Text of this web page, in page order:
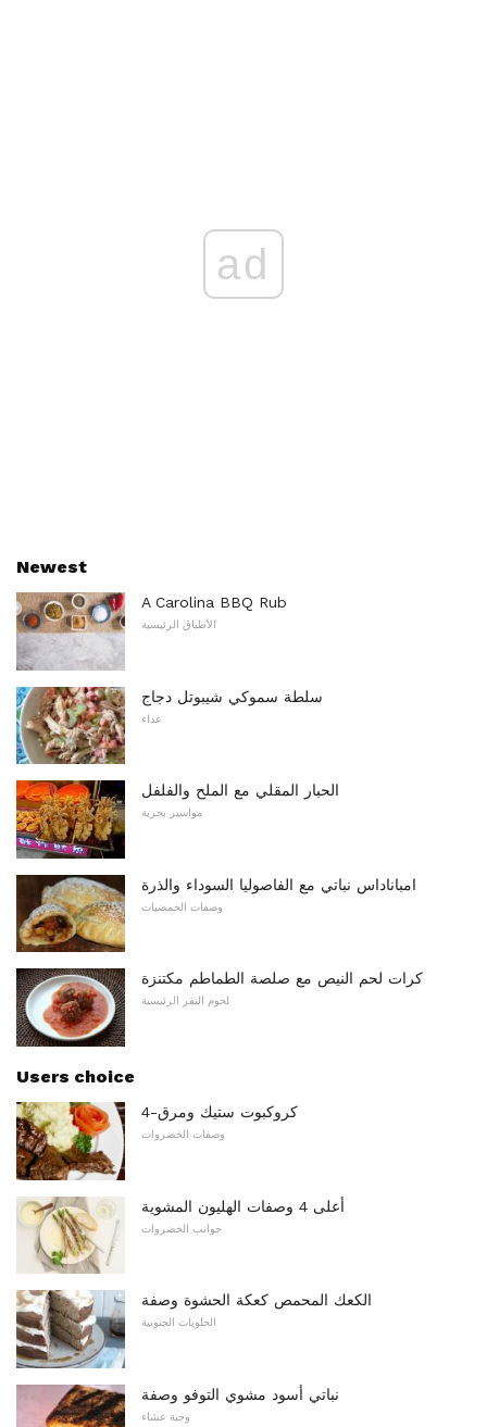
ad
Newest
A Carolina BBQ Rub
الأطباق الرئيسية
سلطة سموكي شيبوتل دجاج
غداء
الحبار المقلي مع الملح والفلفل
مواسير بحرية
امباناداس نباتي مع الفاصوليا السوداء والذرة
وصفات الحمضيات
كرات لحم النيص مع صلصة الطماطم مكتنزة
لحوم البقر الرئيسية
Users choice
4-كروكبوت ستيك ومرق
وصفات الخضروات
أعلى 4 وصفات الهليون المشوية
جوانب الخضروات
الكعك المحمص كعكة الحشوة وصفة
الحلويات الجنوبية
نباتي أسود مشوي التوفو وصفة
وجبة عشاء